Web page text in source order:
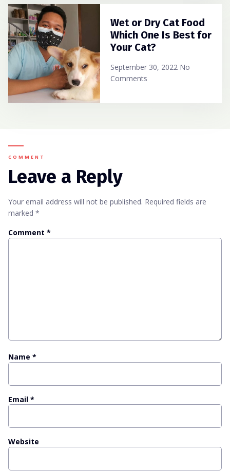
Wet or Dry Cat Food
Which One Is Best for
Your Cat?
September 30, 2022 No
Comments
COMMENT
Leave a Reply
Your email address will not be published. Required fields are
marked *
Comment *
Name *
Email *
Website